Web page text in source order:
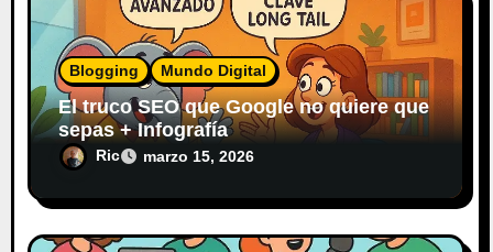
Blogging Mundo Digital
El truco SEO que Google no quiere que
sepas + Infografía
Ric marzo 15, 2026